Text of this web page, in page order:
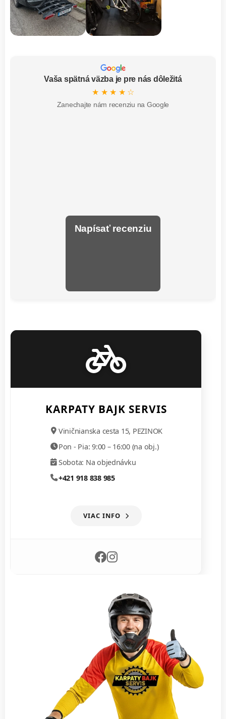
Vaša spätná väzba je pre nás dôležitá
★ ★ ★ ★ ☆
Zanechajte nám recenziu na Google
Napísať recenziu
KARPATY BAJK SERVIS
Viničnianska cesta 15, PEZINOK
Pon - Pia: 9:00 – 16:00 (na obj.)
Sobota: Na objednávku
+421 918 838 985
VIAC INFO